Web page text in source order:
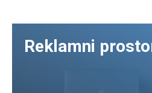
Reklamni